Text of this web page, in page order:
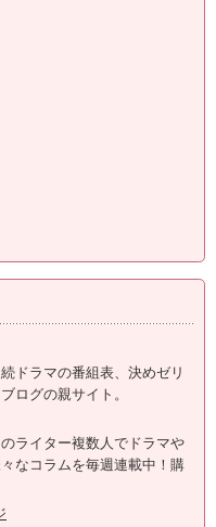
ドラマの番組表、決めゼリ
ログの親サイト。
ライター複数人でドラマや
なコラムを毎週連載中！購